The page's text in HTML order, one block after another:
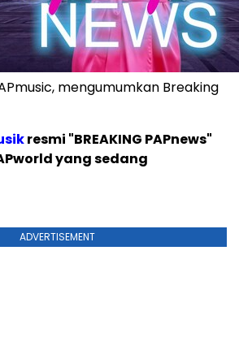
mengumumkan Breaking
resmi "BREAKING PAPnews"
yang sedang
ADVERTISEMENT